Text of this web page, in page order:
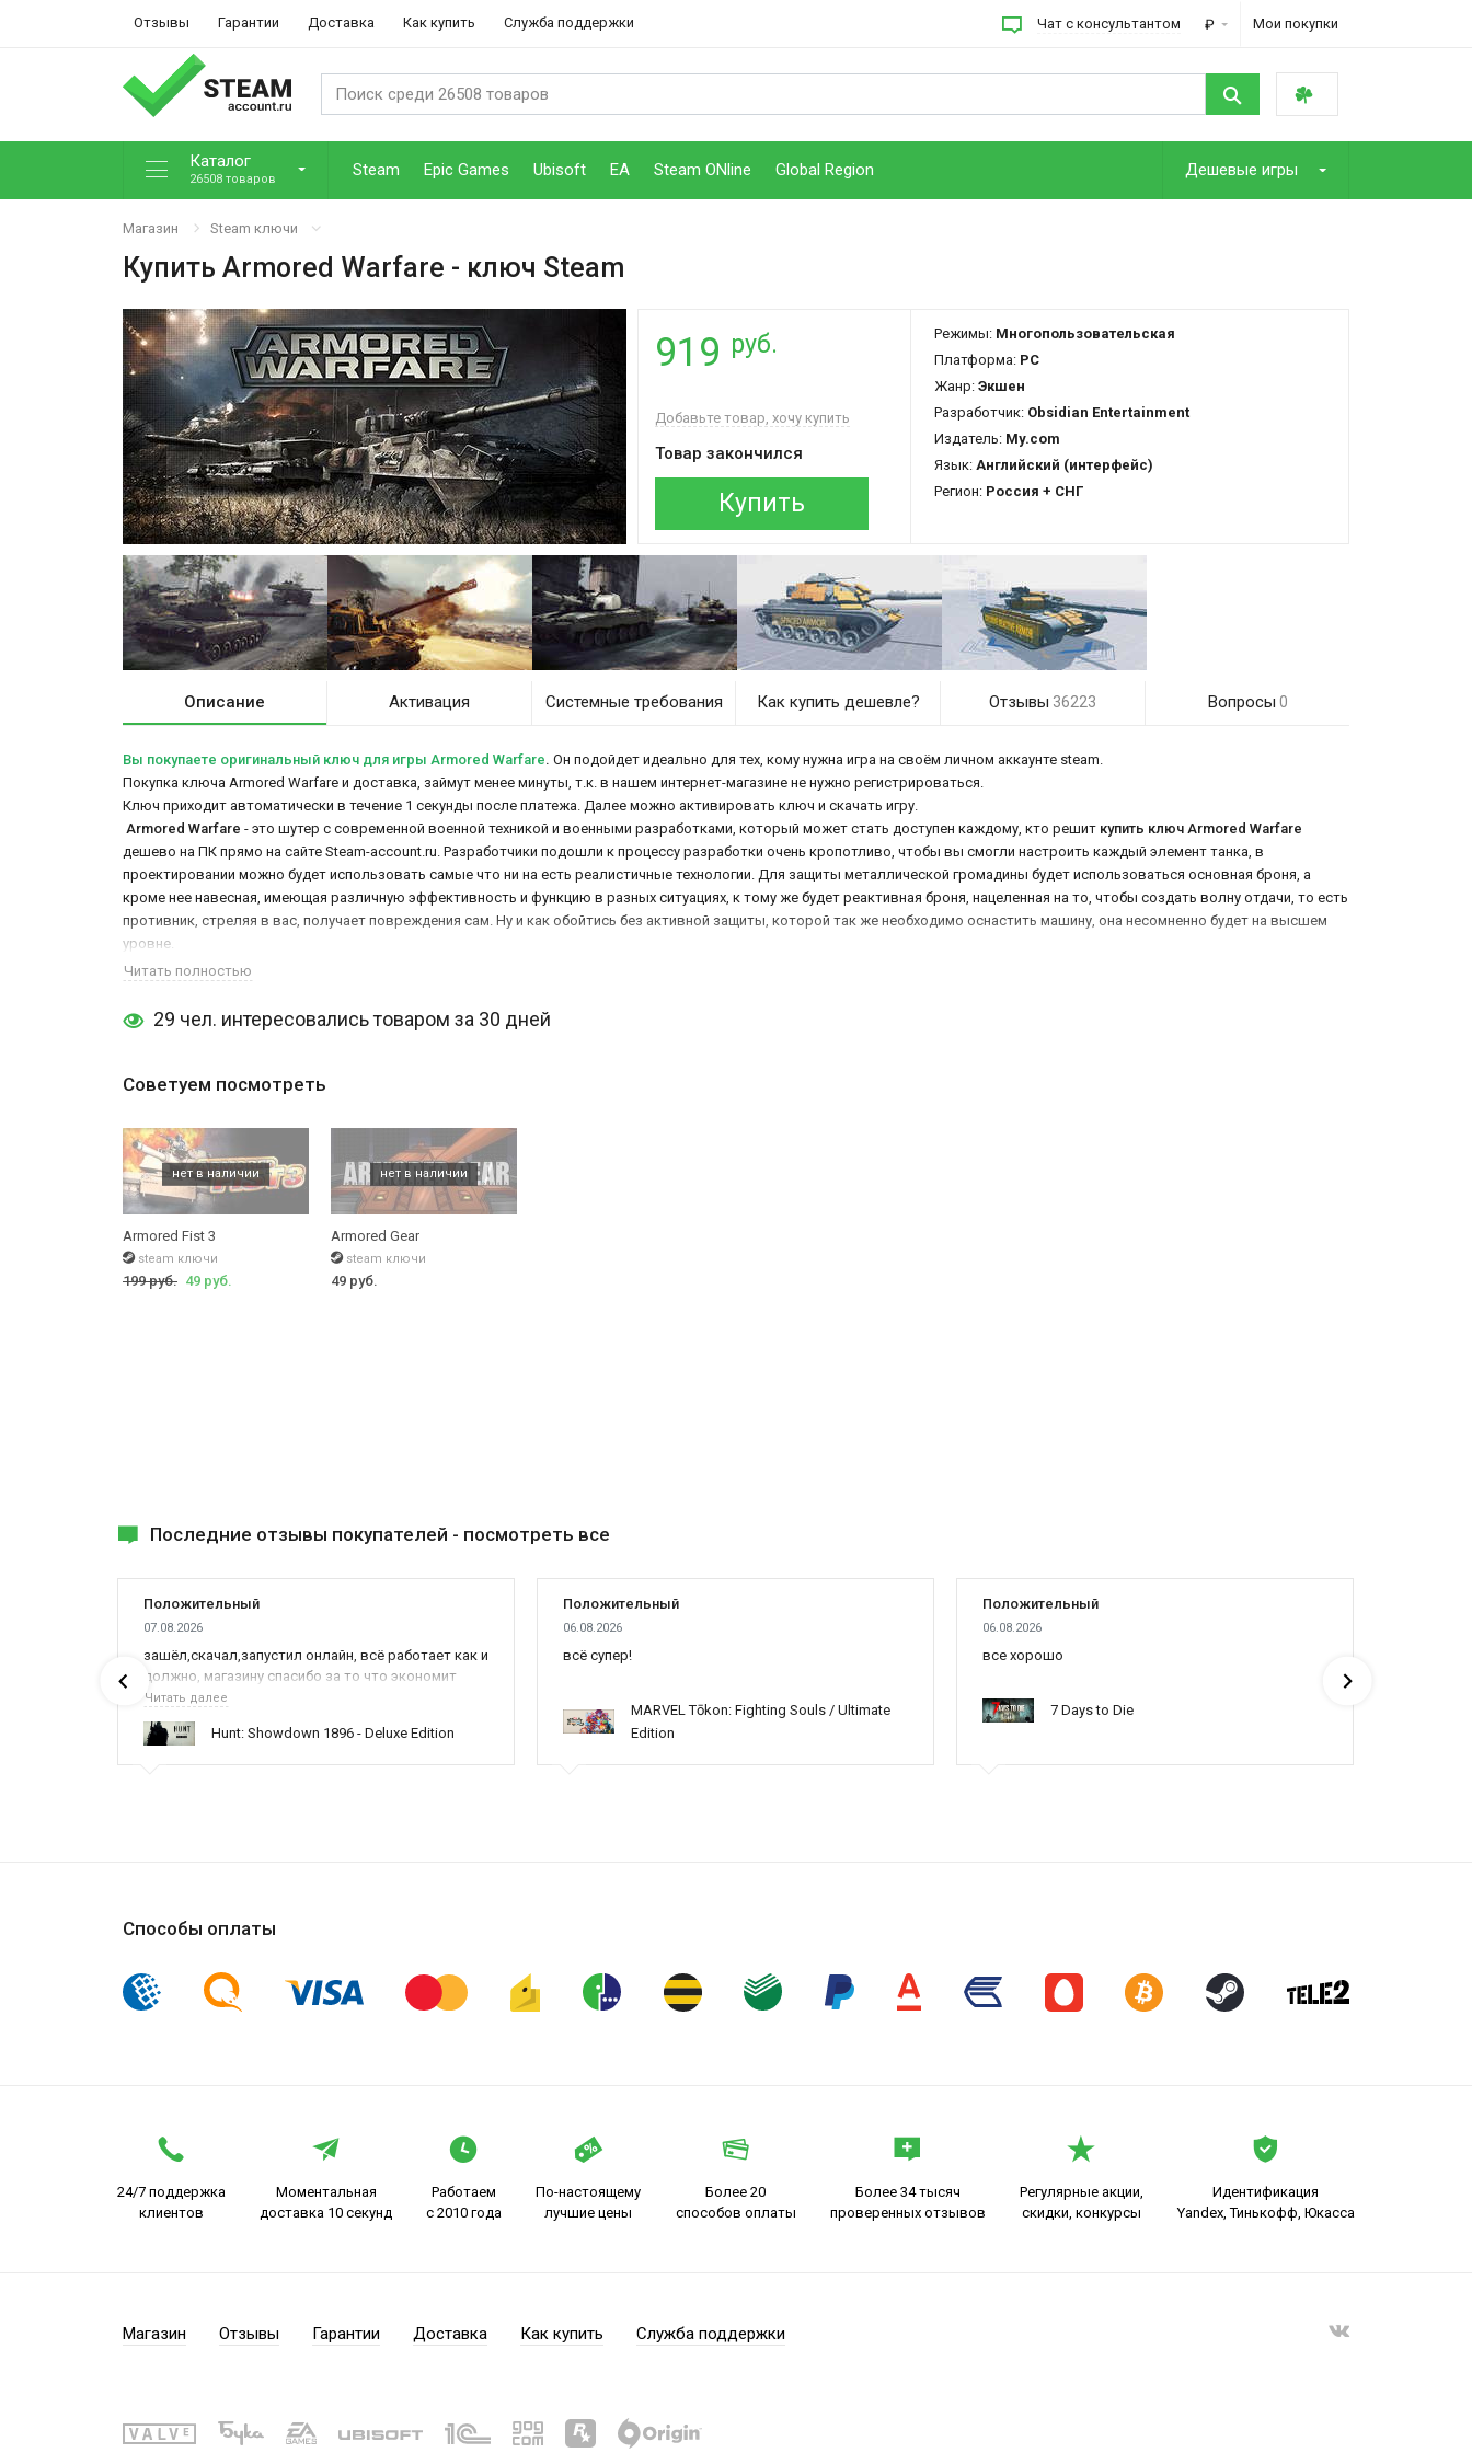
Отзывы Гарантии Доставка Как купить Служба поддержки Чат с консультантом ₽ Мои покупки
Каталог
26508 товаров Steam Epic Games Ubisoft EA Steam ONline Global Region Дешевые игры
Магазин Steam ключи
Купить Armored Warfare - ключ Steam
919 руб.
Добавьте товар, хочу купить
Товар закончился
Купить
Режимы: Многопользовательская
Платформа: PC
Жанр: Экшен
Разработчик: Obsidian Entertainment
Издатель: My.com
Язык: Английский (интерфейс)
Регион: Россия + СНГ
Описание Активация Системные требования Как купить дешевле? Отзывы 36223 Вопросы 0
Вы покупаете оригинальный ключ для игры Armored Warfare. Он подойдет идеально для тех, кому нужна игра на своём личном аккаунте steam.
Покупка ключа Armored Warfare и доставка, займут менее минуты, т.к. в нашем интернет-магазине не нужно регистрироваться.
Ключ приходит автоматически в течение 1 секунды после платежа. Далее можно активировать ключ и скачать игру.
Armored Warfare - это шутер с современной военной техникой и военными разработками, который может стать доступен каждому, кто решит купить ключ Armored Warfare
дешево на ПК прямо на сайте Steam-account.ru. Разработчики подошли к процессу разработки очень кропотливо, чтобы вы смогли настроить каждый элемент танка, в
проектировании можно будет использовать самые что ни на есть реалистичные технологии. Для защиты металлической громадины будет использоваться основная броня, а
кроме нее навесная, имеющая различную эффективность и функцию в разных ситуациях, к тому же будет реактивная броня, нацеленная на то, чтобы создать волну отдачи, то есть
противник, стреляя в вас, получает повреждения сам. Ну и как обойтись без активной защиты, которой так же необходимо оснастить машину, она несомненно будет на высшем
уровне.
Читать полностью
29 чел. интересовались товаром за 30 дней
Советуем посмотреть
Armored Fist 3
steam ключи
199 руб. 49 руб.
Armored Gear
steam ключи
49 руб.
Последние отзывы покупателей - посмотреть все
Положительный
07.08.2026
зашёл,скачал,запустил онлайн, всё работает как и
должно, магазину спасибо за то что экономит
наше время,нервы и деньги, ребята вы красава
всех только вы и оказываете помощь
Читать далее
Hunt: Showdown 1896 - Deluxe Edition
Положительный
06.08.2026
всё супер!
MARVEL Tōkon: Fighting Souls / Ultimate
Edition
Положительный
06.08.2026
все хорошо
7 Days to Die
Способы оплаты
24/7 поддержка
клиентов
Моментальная
доставка 10 секунд
Работаем
с 2010 года
По-настоящему
лучшие цены
Более 20
способов оплаты
Более 34 тысяч
проверенных отзывов
Регулярные акции,
скидки, конкурсы
Идентификация
Yandex, Тинькофф, Юкасса
Магазин Отзывы Гарантии Доставка Как купить Служба поддержки